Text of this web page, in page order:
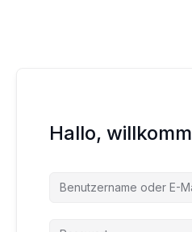
Hallo,